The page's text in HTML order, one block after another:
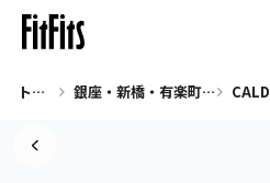
トップ 銀座・新橋・有楽町 ピラティス